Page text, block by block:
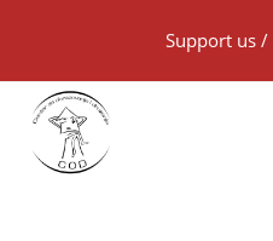
Support us /